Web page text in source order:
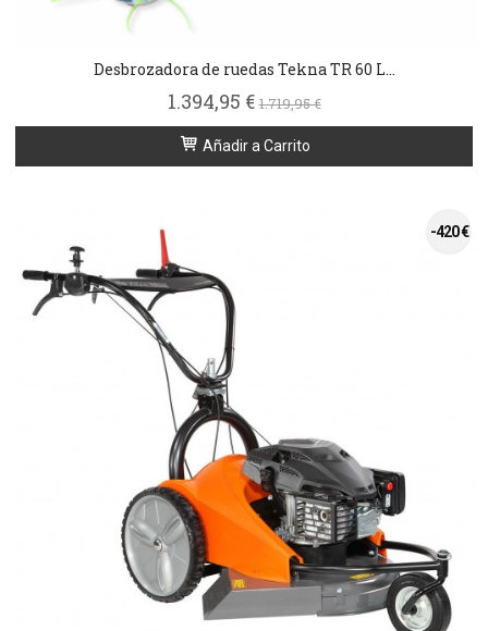
Desbrozadora de ruedas Tekna TR 60 L...
1.394,95 €1.719,95 €
Añadir a Carrito
-420 €